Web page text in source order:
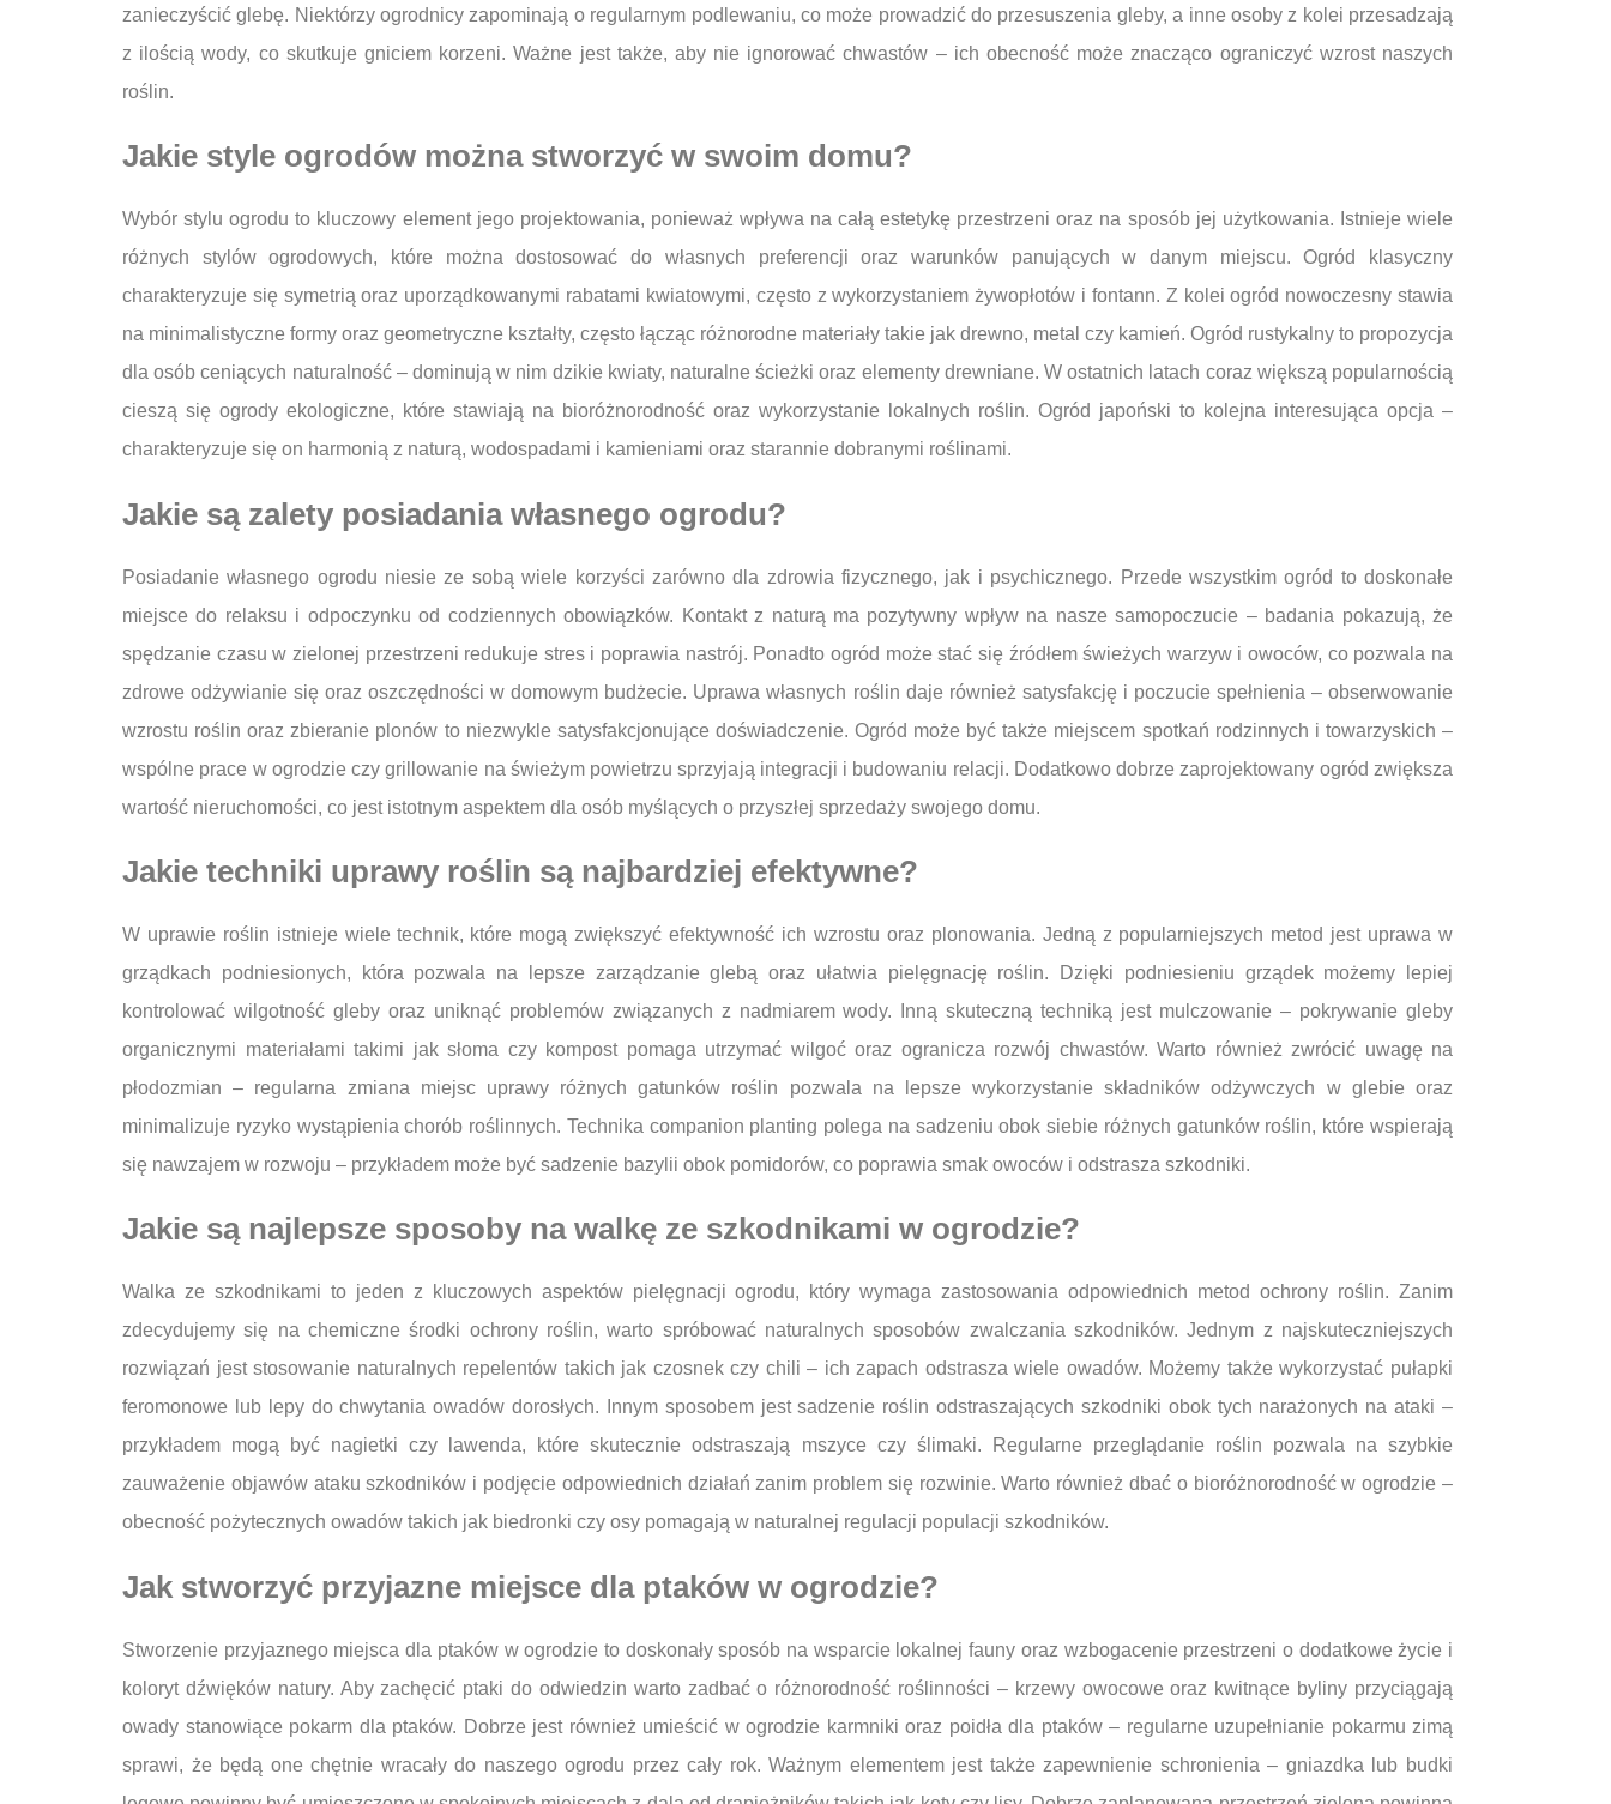
zanieczyścić glebę. Niektórzy ogrodnicy zapominają o regularnym podlewaniu, co może prowadzić do przesuszenia gleby, a inne osoby z kolei przesadzają
z ilością wody, co skutkuje gniciem korzeni. Ważne jest także, aby nie ignorować chwastów – ich obecność może znacząco ograniczyć wzrost naszych
roślin.
Jakie style ogrodów można stworzyć w swoim domu?
Wybór stylu ogrodu to kluczowy element jego projektowania, ponieważ wpływa na całą estetykę przestrzeni oraz na sposób jej użytkowania. Istnieje wiele
różnych stylów ogrodowych, które można dostosować do własnych preferencji oraz warunków panujących w danym miejscu. Ogród klasyczny
charakteryzuje się symetrią oraz uporządkowanymi rabatami kwiatowymi, często z wykorzystaniem żywopłotów i fontann. Z kolei ogród nowoczesny stawia
na minimalistyczne formy oraz geometryczne kształty, często łącząc różnorodne materiały takie jak drewno, metal czy kamień. Ogród rustykalny to propozycja
dla osób ceniących naturalność – dominują w nim dzikie kwiaty, naturalne ścieżki oraz elementy drewniane. W ostatnich latach coraz większą popularnością
cieszą się ogrody ekologiczne, które stawiają na bioróżnorodność oraz wykorzystanie lokalnych roślin. Ogród japoński to kolejna interesująca opcja –
charakteryzuje się on harmonią z naturą, wodospadami i kamieniami oraz starannie dobranymi roślinami.
Jakie są zalety posiadania własnego ogrodu?
Posiadanie własnego ogrodu niesie ze sobą wiele korzyści zarówno dla zdrowia fizycznego, jak i psychicznego. Przede wszystkim ogród to doskonałe
miejsce do relaksu i odpoczynku od codziennych obowiązków. Kontakt z naturą ma pozytywny wpływ na nasze samopoczucie – badania pokazują, że
spędzanie czasu w zielonej przestrzeni redukuje stres i poprawia nastrój. Ponadto ogród może stać się źródłem świeżych warzyw i owoców, co pozwala na
zdrowe odżywianie się oraz oszczędności w domowym budżecie. Uprawa własnych roślin daje również satysfakcję i poczucie spełnienia – obserwowanie
wzrostu roślin oraz zbieranie plonów to niezwykle satysfakcjonujące doświadczenie. Ogród może być także miejscem spotkań rodzinnych i towarzyskich –
wspólne prace w ogrodzie czy grillowanie na świeżym powietrzu sprzyjają integracji i budowaniu relacji. Dodatkowo dobrze zaprojektowany ogród zwiększa
wartość nieruchomości, co jest istotnym aspektem dla osób myślących o przyszłej sprzedaży swojego domu.
Jakie techniki uprawy roślin są najbardziej efektywne?
W uprawie roślin istnieje wiele technik, które mogą zwiększyć efektywność ich wzrostu oraz plonowania. Jedną z popularniejszych metod jest uprawa w
grządkach podniesionych, która pozwala na lepsze zarządzanie glebą oraz ułatwia pielęgnację roślin. Dzięki podniesieniu grządek możemy lepiej
kontrolować wilgotność gleby oraz uniknąć problemów związanych z nadmiarem wody. Inną skuteczną techniką jest mulczowanie – pokrywanie gleby
organicznymi materiałami takimi jak słoma czy kompost pomaga utrzymać wilgoć oraz ogranicza rozwój chwastów. Warto również zwrócić uwagę na
płodozmian – regularna zmiana miejsc uprawy różnych gatunków roślin pozwala na lepsze wykorzystanie składników odżywczych w glebie oraz
minimalizuje ryzyko wystąpienia chorób roślinnych. Technika companion planting polega na sadzeniu obok siebie różnych gatunków roślin, które wspierają
się nawzajem w rozwoju – przykładem może być sadzenie bazylii obok pomidorów, co poprawia smak owoców i odstrasza szkodniki.
Jakie są najlepsze sposoby na walkę ze szkodnikami w ogrodzie?
Walka ze szkodnikami to jeden z kluczowych aspektów pielęgnacji ogrodu, który wymaga zastosowania odpowiednich metod ochrony roślin. Zanim
zdecydujemy się na chemiczne środki ochrony roślin, warto spróbować naturalnych sposobów zwalczania szkodników. Jednym z najskuteczniejszych
rozwiązań jest stosowanie naturalnych repelentów takich jak czosnek czy chili – ich zapach odstrasza wiele owadów. Możemy także wykorzystać pułapki
feromonowe lub lepy do chwytania owadów dorosłych. Innym sposobem jest sadzenie roślin odstraszających szkodniki obok tych narażonych na ataki –
przykładem mogą być nagietki czy lawenda, które skutecznie odstraszają mszyce czy ślimaki. Regularne przeglądanie roślin pozwala na szybkie
zauważenie objawów ataku szkodników i podjęcie odpowiednich działań zanim problem się rozwinie. Warto również dbać o bioróżnorodność w ogrodzie –
obecność pożytecznych owadów takich jak biedronki czy osy pomagają w naturalnej regulacji populacji szkodników.
Jak stworzyć przyjazne miejsce dla ptaków w ogrodzie?
Stworzenie przyjaznego miejsca dla ptaków w ogrodzie to doskonały sposób na wsparcie lokalnej fauny oraz wzbogacenie przestrzeni o dodatkowe życie i
koloryt dźwięków natury. Aby zachęcić ptaki do odwiedzin warto zadbać o różnorodność roślinności – krzewy owocowe oraz kwitnące byliny przyciągają
owady stanowiące pokarm dla ptaków. Dobrze jest również umieścić w ogrodzie karmniki oraz poidła dla ptaków – regularne uzupełnianie pokarmu zimą
sprawi, że będą one chętnie wracały do naszego ogrodu przez cały rok. Ważnym elementem jest także zapewnienie schronienia – gniazdka lub budki